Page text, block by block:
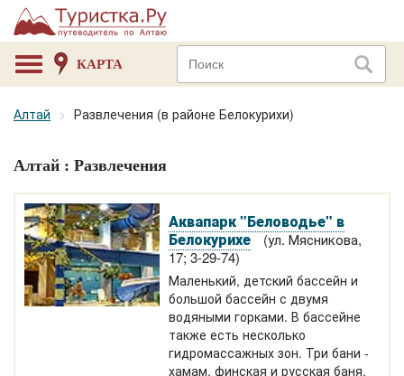
КАРТА
Алтай Развлечения (в районе Белокурихи)
Алтай : Развлечения
Аквапарк "Беловодье" в
Белокурихе
(ул. Мясникова,
17; 3-29-74)
Маленький, детский бассейн и
большой бассейн с двумя
водяными горками. В бассейне
также есть несколько
гидромассажных зон. Три бани -
хамам, финская и русская баня.